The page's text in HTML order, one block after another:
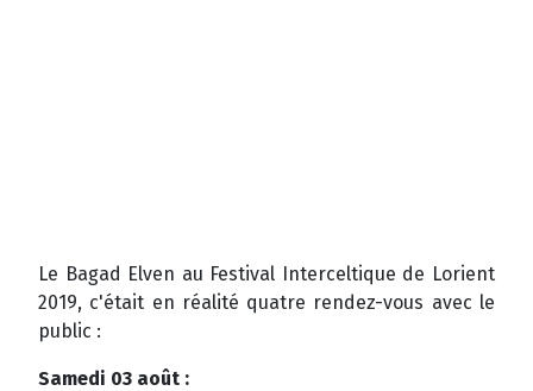
Le Bagad Elven au Festival Interceltique de Lorient
2019, c'était en réalité quatre rendez-vous avec le
public :
Samedi 03 août :